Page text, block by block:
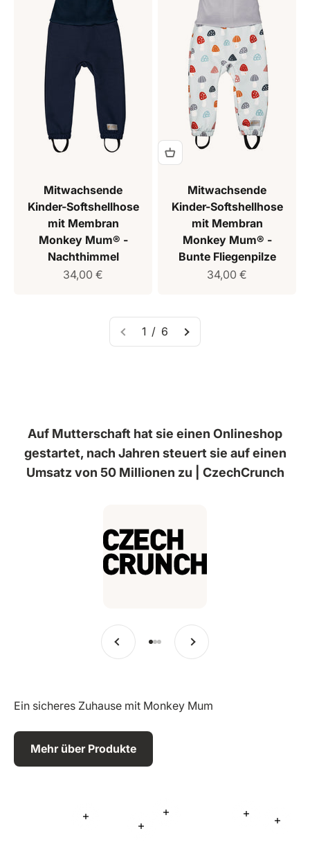
Mitwachsende
Kinder-Softshellhose
mit Membran
Monkey Mum® -
Nachthimmel
Verkaufspreis
34,00 €
Mitwachsende
Kinder-Softshellhose
mit Membran
Monkey Mum® -
Bunte Fliegenpilze
Verkaufspreis
34,00 €
1 / 6
Auf Mutterschaft hat sie einen Onlineshop
gestartet, nach Jahren steuert sie auf einen
Umsatz von 50 Millionen zu | CzechCrunch
Vorherige
Zu Eintrag 1 springen
Zu Eintrag 2 springen
Zu Eintrag 3 springen
Weiter
Ein sicheres Zuhause mit Monkey Mum
Mehr über Produkte
Mehr
Mehr InformationenMehr Informationen